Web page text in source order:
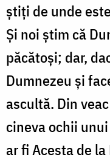
știți de unde
Și noi știm că
păcătoși; dar,
Dumnezeu și
ascultă. Din
cineva ochii
ar fi Acesta de